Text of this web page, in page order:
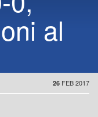
al
26 FEB 2017